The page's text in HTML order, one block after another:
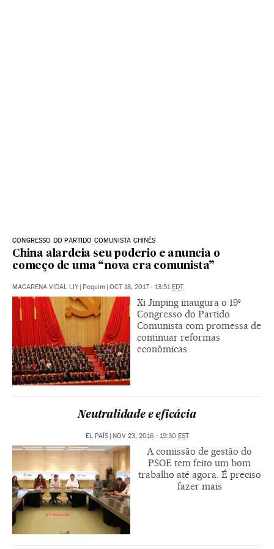
CONGRESSO DO PARTIDO COMUNISTA CHINÊS
China alardeia seu poderio e anuncia o
começo de uma “nova era comunista”
MACARENA VIDAL LIY Pequim OCT 18, 2017 - 13:51 EDT
Xi Jinping inaugura o 19º
Congresso do Partido
Comunista com promessa de
continuar reformas
econômicas
Neutralidade e eficácia
EL PAÍS NOV 23, 2016 - 19:30 EST
A comissão de gestão do
PSOE tem feito um bom
trabalho até agora. É preciso
fazer mais